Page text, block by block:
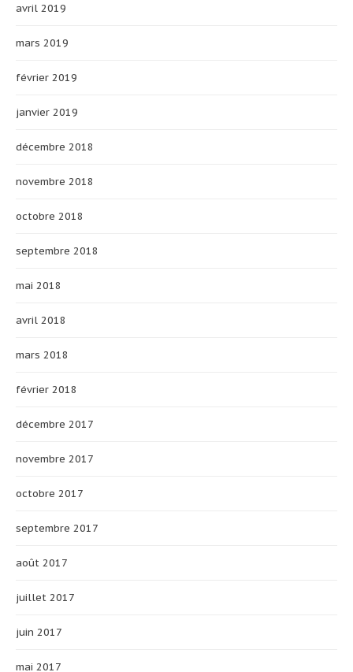
avril 2019
mars 2019
février 2019
janvier 2019
décembre 2018
novembre 2018
octobre 2018
septembre 2018
mai 2018
avril 2018
mars 2018
février 2018
décembre 2017
novembre 2017
octobre 2017
septembre 2017
août 2017
juillet 2017
juin 2017
mai 2017